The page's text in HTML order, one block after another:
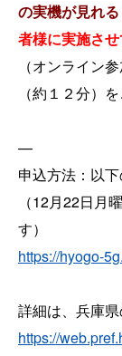
の実機が見れ
者様に実施させ
（オンライン
（約１２分）
—
申込方法：以
（12月22日月
す）
https://hyogo-
詳細は、兵庫県
https://